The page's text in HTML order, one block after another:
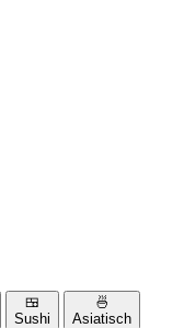
🍱
Sushi
🍜
Asiatisch